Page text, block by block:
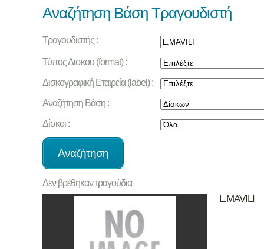
Αναζήτηση Βάση Τραγουδιστή
Τραγουδιστής :
Τύπος Δισκου (format) :
Δισκογραφική Εταιρεία (label) :
Αναζήτηση Βάση :
Δίσκοι :
Δεν βρέθηκαν τραγούδια
L.MAVILI